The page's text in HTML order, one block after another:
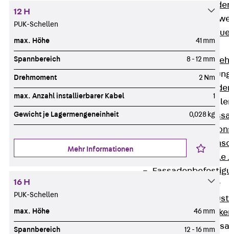
Zurück
Zurück
Winkelkonsole
Brüstungsanker
12 H
PUK-Schellen
max. Höhe 41 mm
Spannbereich 8 - 12 mm
Drehmoment 2 Nm
max. Anzahl installierbarer Kabel 1
Gewicht je Lagermengeneinheit 0,028 kg
Mehr Informationen
16 H
PUK-Schellen
max. Höhe 46 mm
Spannbereich 12 - 16 mm